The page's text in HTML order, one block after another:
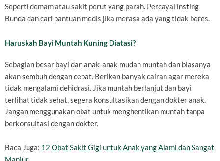
Seperti demam atau sakit perut yang parah. Percayai insting
Bunda dan cari bantuan medis jika merasa ada yang tidak beres.
Haruskah Bayi Muntah Kuning Diatasi?
Sebagian besar bayi dan anak-anak mudah muntah dan biasanya
akan sembuh dengan cepat. Berikan banyak cairan agar mereka
tidak mengalami dehidrasi. Jika muntah berlanjut dan bayi
terlihat tidak sehat, segera konsultasikan dengan dokter anak.
Jangan menggunakan obat untuk menghentikan muntah tanpa
berkonsultasi dengan dokter.
Baca Juga: 12 Obat Sakit Gigi untuk Anak yang Alami dan Sangat